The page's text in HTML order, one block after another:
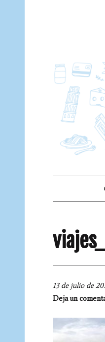
13 de julio de
Deja un